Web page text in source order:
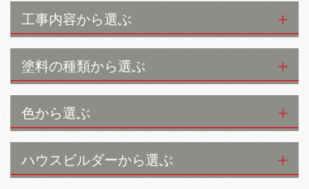
工事内容から選ぶ
塗料の種類から選ぶ
色から選ぶ
ハウスビルダーから選ぶ